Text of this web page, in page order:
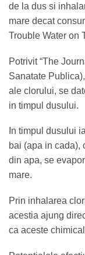
de la dus si
mare decat
Trouble Water on
Potrivit “The
Sanatate
ale clorului, se
in timpul dusului.
In timpul dusului
bai (apa in cada),
din apa, se
mare.
Prin inhalarea
acestia ajung
ca aceste